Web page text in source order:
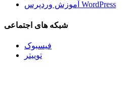
آموزش وردپرس WordPress
شبکه های اجتماعی
فیسبوک
توییتر